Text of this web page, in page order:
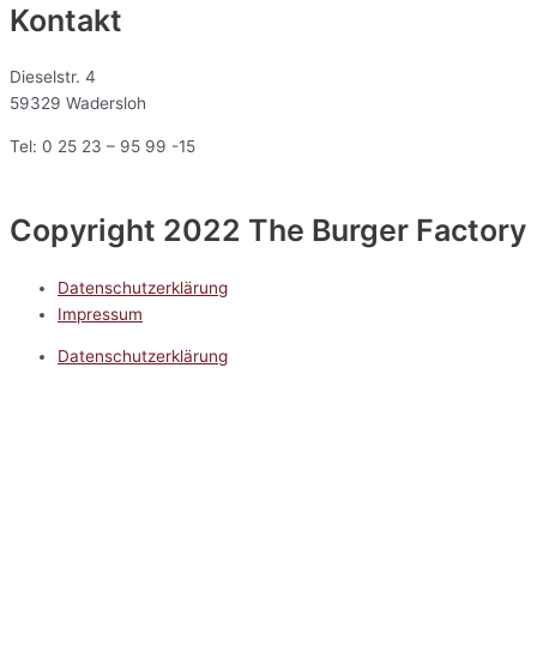
Kontakt
Dieselstr. 4
59329 Wadersloh
Tel: 0 25 23 – 95 99 -15
Copyright 2022 The Burger Factory
Datenschutzerklärung
Impressum
Datenschutzerklärung